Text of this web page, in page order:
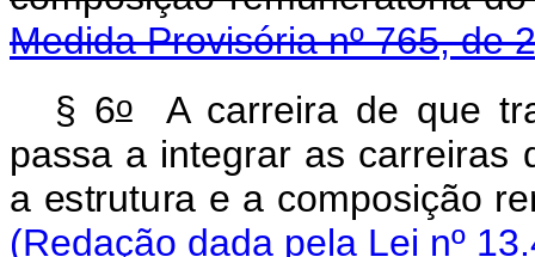
Medida Provisória nº 765, de
§ 6oA carreira de que
passa a integrar as carreiras
a estrutura e a
(Redação dada pela Lei nº